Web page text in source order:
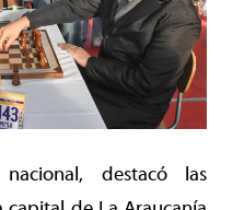
destacó las